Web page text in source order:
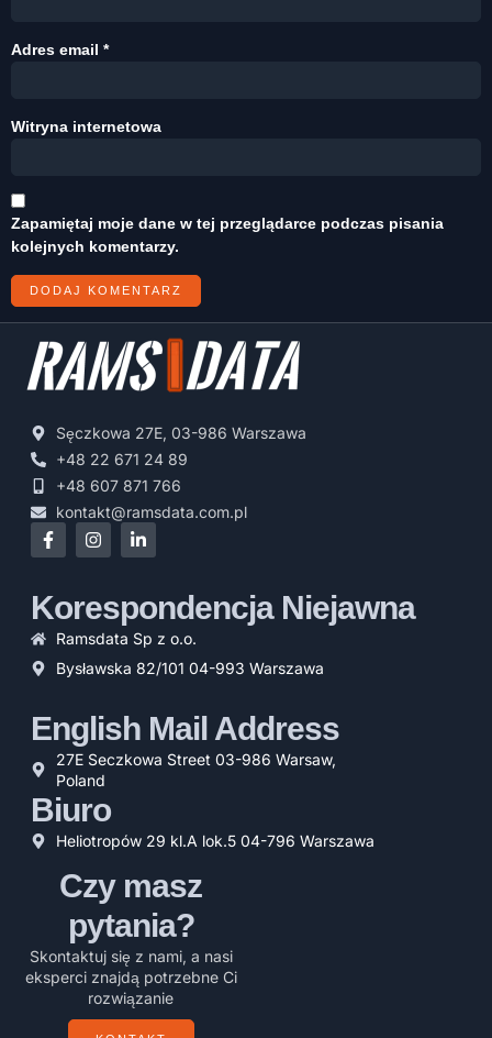
Adres email *
Witryna internetowa
Zapamiętaj moje dane w tej przeglądarce podczas pisania
kolejnych komentarzy.
Sęczkowa 27E, 03-986 Warszawa
+48 22 671 24 89
+48 607 871 766
kontakt@ramsdata.com.pl
Korespondencja Niejawna
Ramsdata Sp z o.o.
Bysławska 82/101 04-993 Warszawa
English Mail Address
27E Seczkowa Street 03-986 Warsaw,
Poland
Biuro
Heliotropów 29 kl.A lok.5 04-796 Warszawa
Czy masz
pytania?
Skontaktuj się z nami, a nasi
eksperci znajdą potrzebne Ci
rozwiązanie